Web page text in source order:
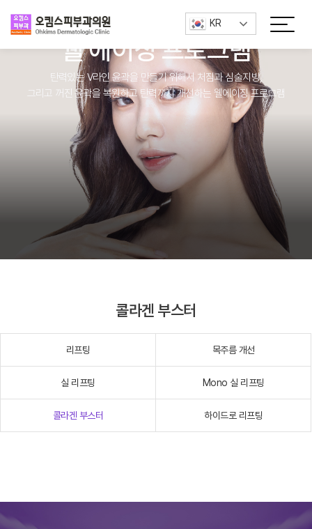
KR
웰 에이징 프로그램
탄력있는 V라인 윤곽을 만들기 위해서 처짐과 심술지방,
그리고 꺼진 윤곽을 복원하고 탄력까지 개선하는 웰에이징 프로그램
콜라겐 부스터
리프팅 목주름 개선
실 리프팅 Mono 실 리프팅
콜라겐 부스터 하이드로 리프팅